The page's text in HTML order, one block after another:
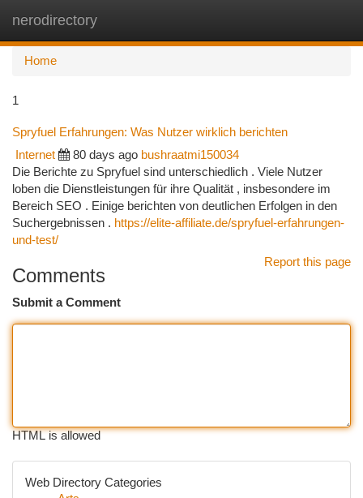
nerodirectory
Home
1
Spryfuel Erfahrungen: Was Nutzer wirklich berichten
Internet 80 days ago bushraatmi150034
Die Berichte zu Spryfuel sind unterschiedlich . Viele Nutzer
loben die Dienstleistungen für ihre Qualität , insbesondere im
Bereich SEO . Einige berichten von deutlichen Erfolgen in den
Suchergebnissen . https://elite-affiliate.de/spryfuel-erfahrungen-
und-test/
Report this page
Comments
Submit a Comment
HTML is allowed
Web Directory Categories